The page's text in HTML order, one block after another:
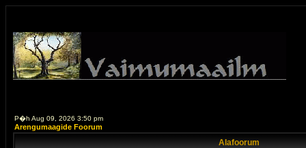
P�h Aug 09, 2026 3:50 pm
Arengumaagide Foorum
Alafoorum